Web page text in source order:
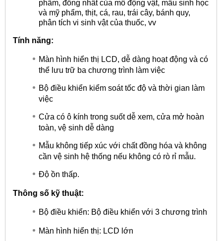
phẩm, đồng nhất của mô động vật, mẫu sinh học
và mỹ phẩm, thịt, cá, rau, trái cây, bánh quy,
phân tích vi sinh vật của thuốc, vv
Tính năng:
Màn hình hiển thị LCD, dễ dàng hoạt động và có
thể lưu trữ ba chương trình làm việc
Bộ điều khiển kiểm soát tốc độ và thời gian làm
việc
Cửa có ô kính trong suốt dễ xem, cửa mở hoàn
toàn, vệ sinh dễ dàng
Mẫu không tiếp xúc với chất đồng hóa và không
cần vệ sinh hệ thống nếu không có rò rỉ mẫu.
Độ ồn thấp.
Thông số kỹ thuật:
Bộ điều khiển: Bộ điều khiển với 3 chương trình
Màn hình hiển thị: LCD lớn